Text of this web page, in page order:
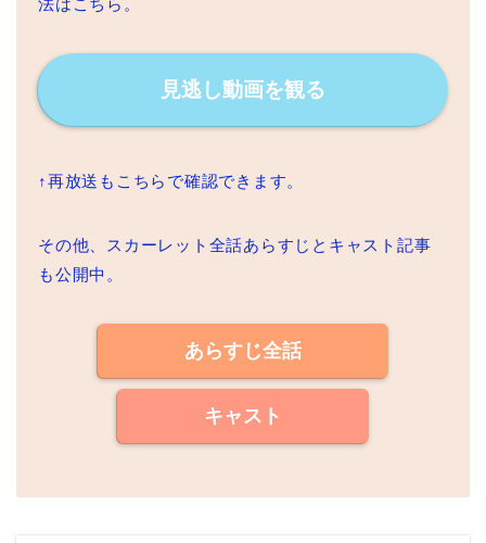
見逃し動画を観る
↑再放送もこちらで確認できます。
その他、スカーレット全話あらすじとキャスト記事
も公開中。
あらすじ全話
キャスト